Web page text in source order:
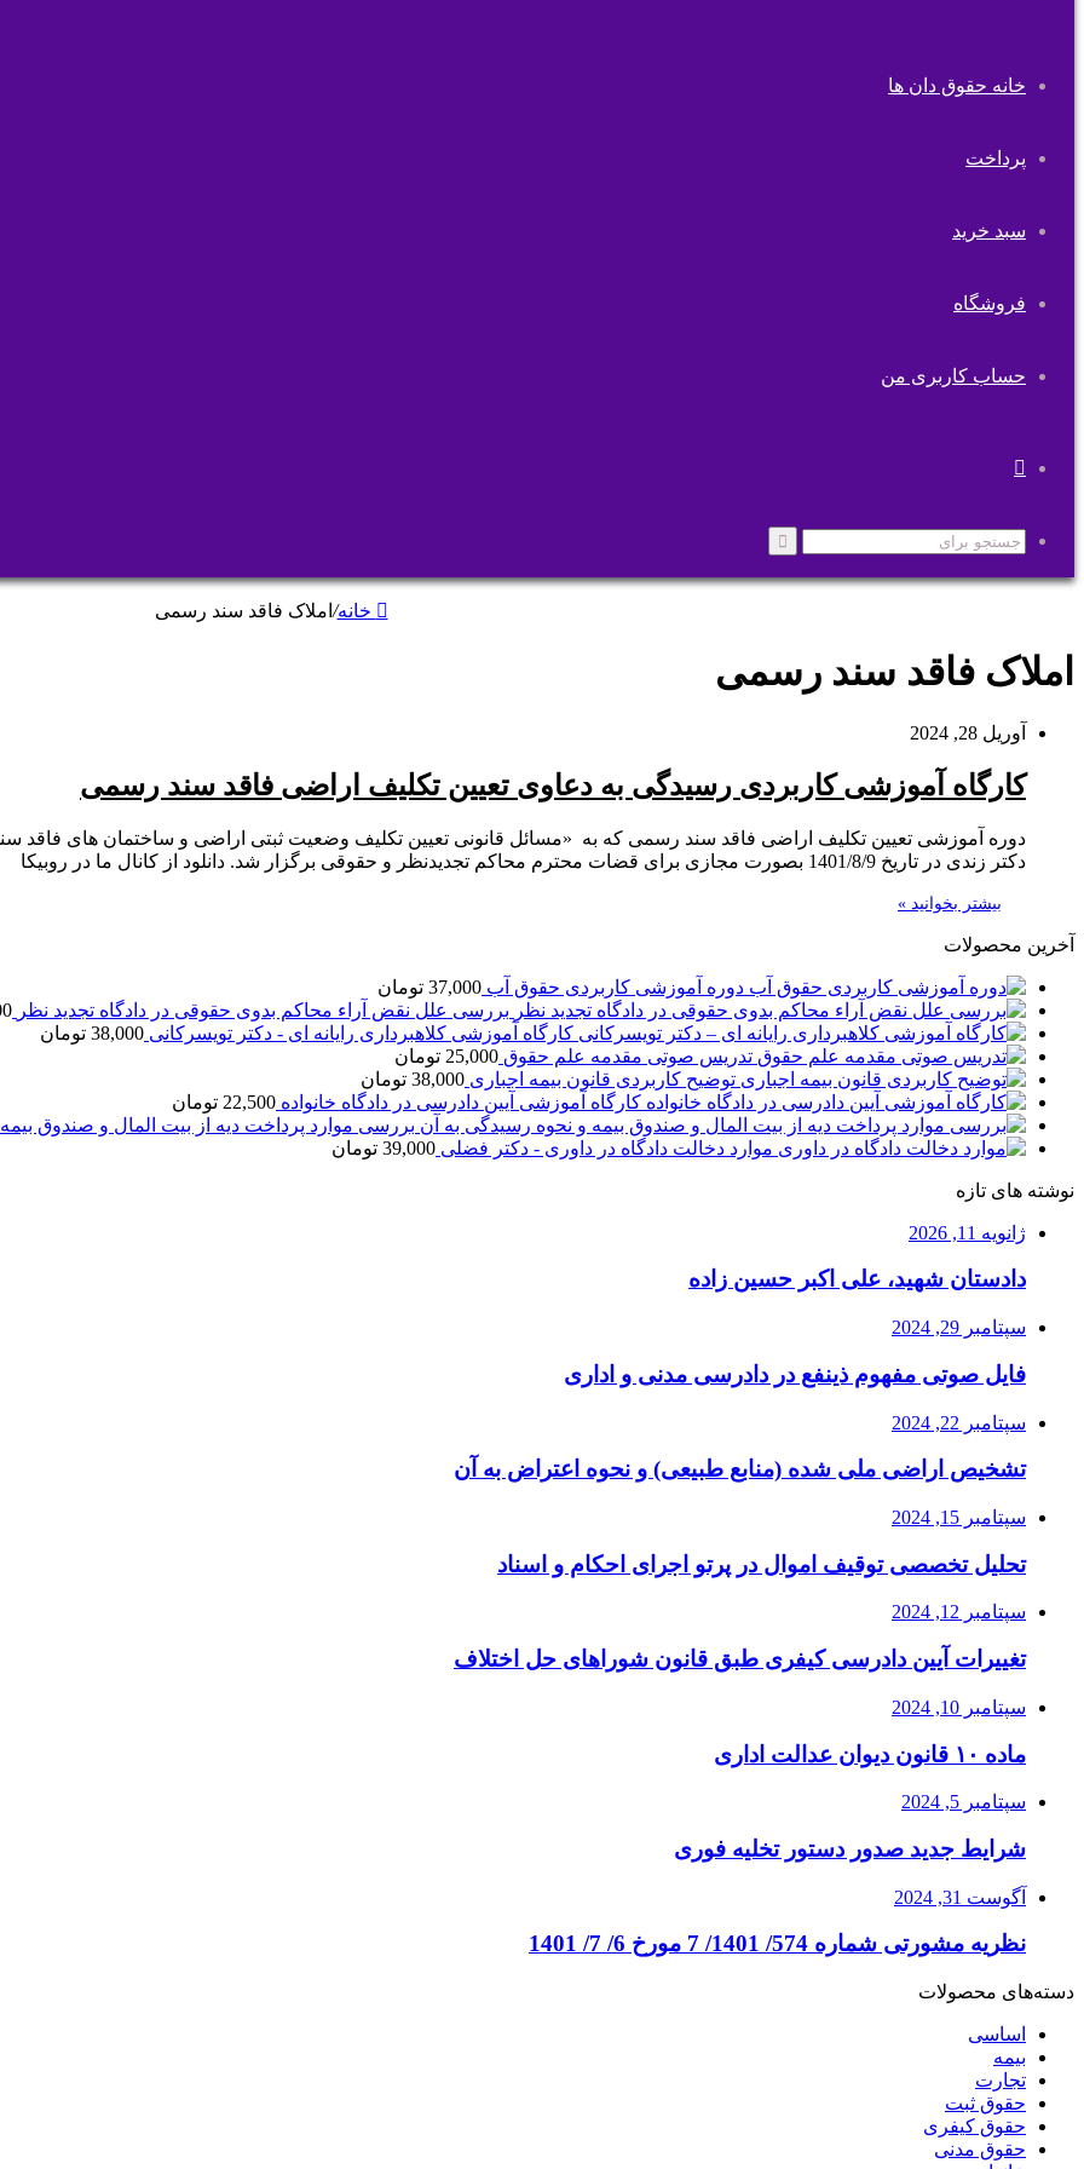
خانه حقوق دان ها
پرداخت
سبد خرید
فروشگاه
حساب کاربری من
پوسته
جستجو
برای
خانه/ املاک فاقد سند رسمی
املاک فاقد سند رسمی
آوریل 28, 2024
کارگاه آموزشی کاربردی رسیدگی به دعاوی تعیین تکلیف اراضی فاقد سند رسمی
دوره آموزشی تعیین تکلیف اراضی فاقد سند رسمی که به «مسائل قانونی تعیین تکلیف وضعیت ثبتی اراضی و ساختمان های فاقد
دکتر زندی در تاریخ 1401/8/9 بصورت مجازی برای قضات محترم محاکم تجدیدنظر و حقوقی برگزار شد. دانلود از کانال ما در روبیکا
بیشتر بخوانید »
آخرین محصولات
دوره آموزشی کاربردی حقوق آب 37,000 تومان
بررسی علل نقض آراء محاکم بدوی حقوقی در دادگاه تجدید نظر
کارگاه آموزشی کلاهبرداری رایانه ای - دکتر تویسرکانی 38,000 تومان
تدریس صوتی مقدمه علم حقوق 25,000 تومان
توضیح کاربردی قانون بیمه اجباری 38,000 تومان
کارگاه آموزشی آیین دادرسی در دادگاه خانواده 22,500 تومان
بررسی موارد پرداخت دیه از بیت المال و صندوق
موارد دخالت دادگاه در داوری - دکتر فضلی 39,000 تومان
نوشته های تازه
ژانویه 11, 2026
دادستان شهید، علی اکبر حسین زاده
سپتامبر 29, 2024
فایل صوتی مفهوم ذینفع در دادرسی مدنی و اداری
سپتامبر 22, 2024
تشخیص اراضی ملی شده (منابع طبیعی) و نحوه اعتراض به آن
سپتامبر 15, 2024
تحلیل تخصصی توقیف اموال در پرتو اجرای احکام و اسناد
سپتامبر 12, 2024
تغییرات آیین دادرسی کیفری طبق قانون شوراهای حل اختلاف
سپتامبر 10, 2024
ماده ۱۰ قانون دیوان عدالت اداری
سپتامبر 5, 2024
شرایط جدید صدور دستور تخلیه فوری
آگوست 31, 2024
نظریه مشورتی شماره 574/ 1401/ 7 مورخ 6/ 7/ 1401
دسته‌های محصولات
اساسی
بیمه
تجارت
حقوق ثبت
حقوق کیفری
حقوق مدنی